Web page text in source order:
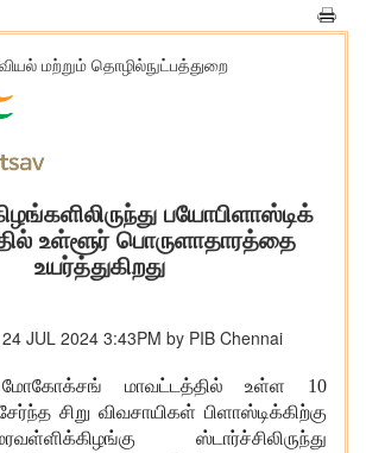
மற்றும் தொழில்நுட்பத்துறை
பயோபிளாஸ்டிக்
உள்ளூர் பொருளாதாரத்தை
உயர்த்துகிறது
24 JUL 2024 3:43PM by PIB Chennai
மோகோக்சங் மாவட்டத்தில் உள்ள 10
சிறு விவசாயிகள் பிளாஸ்டிக்கிற்கு
ஸ்டார்ச்சிலிருந்து